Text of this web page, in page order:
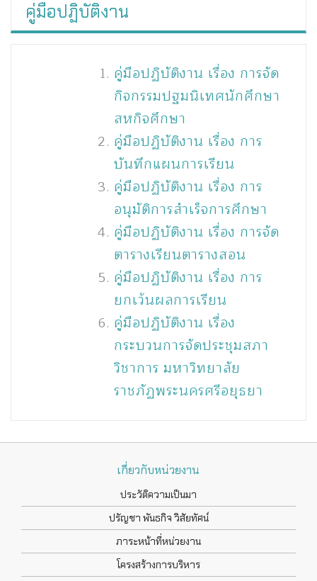
คู่มือปฏิบัติงาน
คู่มือปฏิบัติงาน เรื่อง การจัด
กิจกรรมปฐมนิเทศนักศึกษา
สหกิจศึกษา
คู่มือปฏิบัติงาน เรื่อง การ
บันทึกแผนการเรียน
คู่มือปฏิบัติงาน เรื่อง การ
อนุมัติการสำเร็จการศึกษา
คู่มือปฏิบัติงาน เรื่อง การจัด
ตารางเรียนตารางสอน
คู่มือปฏิบัติงาน เรื่อง การ
ยกเว้นผลการเรียน
คู่มือปฏิบัติงาน เรื่อง
กระบวนการจัดประชุมสภา
วิชาการ มหาวิทยาลัย
ราชภัฏพระนครศรีอยุธยา
เกี่ยวกับหน่วยงาน
ประวัติความเป็นมา
ปรัญชา พันธกิจ วิสัยทัศน์
ภาระหน้าที่หน่วยงาน
โครงสร้างการบริหาร